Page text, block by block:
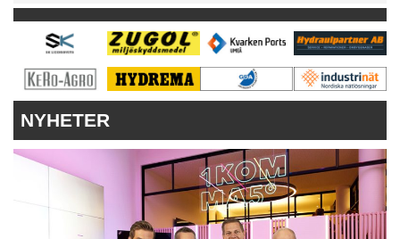
KONTAKT
VÅRA ANDRA MAGASIN
PRENUMERERA
ANNONSERA
NYHETER